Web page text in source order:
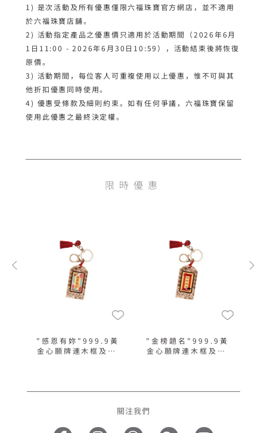
1) 是次活動及所有優惠僅限六福珠寶官方網店，並不適用
於六福珠寶店舖。
2) 活動指定產品之優惠價只適用於活動期間（2026年6月
1日11:00 - 2026年6月30日10:59），活動結束後將恢復
原價。
3) 活動期間，每位客人可重複使用以上優惠，惟不可與其
他折扣優惠同時使用。
4) 優惠受條款及細則約束。如有任何爭議，六福珠寶保留
使用此優惠之最終決定權。
限時優惠
"感恩有妳"999.9黃
金心願牌連木框及匙
"金榜題名"999.9黃
金心願牌連木框及匙
關注我們